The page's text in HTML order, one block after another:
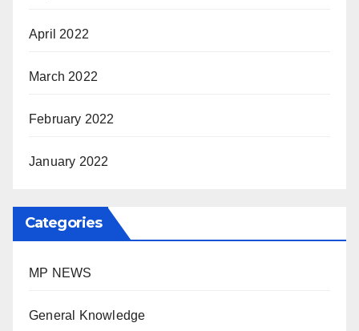
April 2022
March 2022
February 2022
January 2022
Categories
MP NEWS
General Knowledge